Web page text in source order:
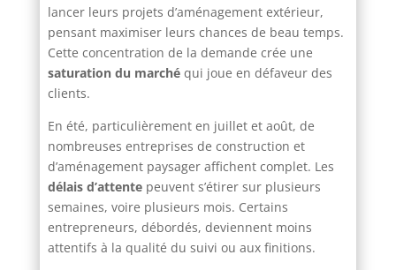
lancer leurs projets d’aménagement extérieur,
pensant maximiser leurs chances de beau temps.
Cette concentration de la demande crée une
saturation du marchéqui joue en défaveur des
clients.
En été, particulièrement en juillet et août, de
nombreuses entreprises de construction et
d’aménagement paysager affichent complet. Les
délais d’attentepeuvent s’étirer sur plusieurs
semaines, voire plusieurs mois. Certains
entrepreneurs, débordés, deviennent moins
attentifs à la qualité du suivi ou aux finitions.